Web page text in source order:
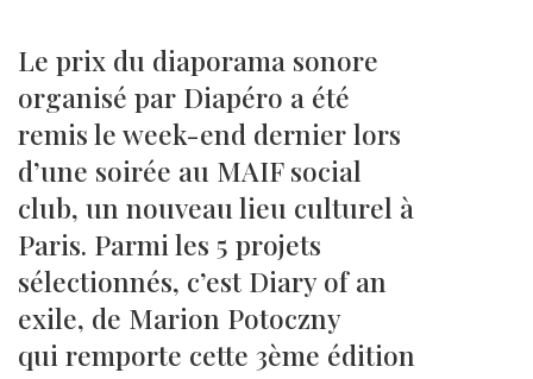
Le prix du diaporama sonore
organisé par Diapéro a été
remis le week-end dernier lors
d’une soirée au MAIF social
club, un nouveau lieu culturel à
Paris. Parmi les 5 projets
sélectionnés, c’est Diary of an
exile, de Marion Potoczny
qui remporte cette 3ème édition